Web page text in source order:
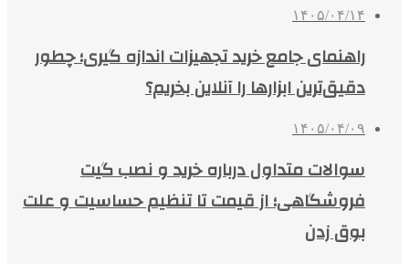
۱۴۰۵/۰۴/۱۴
راهنمای جامع خرید تجهیزات اندازه گیری؛ چطور
دقیق‌ترین ابزارها را آنلاین بخریم؟
۱۴۰۵/۰۴/۰۹
سوالات متداول درباره خرید و نصب گیت
فروشگاهی؛ از قیمت تا تنظیم حساسیت و علت
بوق زدن